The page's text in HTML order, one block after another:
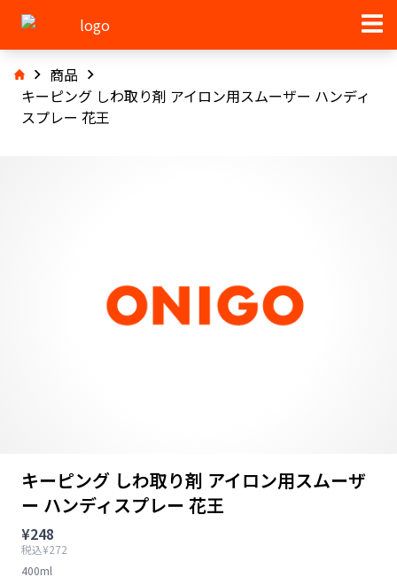
商品
キーピング しわ取り剤 アイロン用スムーザー ハンディ
スプレー 花王
キーピング しわ取り剤 アイロン用スムーザ
ー ハンディスプレー 花王
¥248
税込¥272
400ml